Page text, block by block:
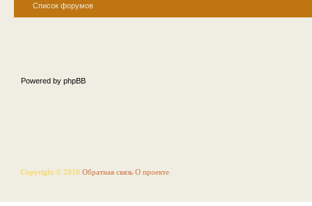
Список форумов
Powered by phpBB
Copyright © 2010 Обратная связь О проекте